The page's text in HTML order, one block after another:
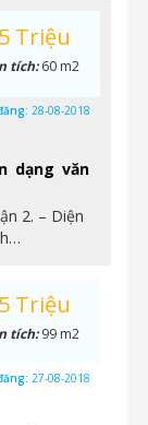
dạng văn
2. – Diện
Triệu
tích:60 m2
28-08-2018
Triệu
tích:99 m2
27-08-2018